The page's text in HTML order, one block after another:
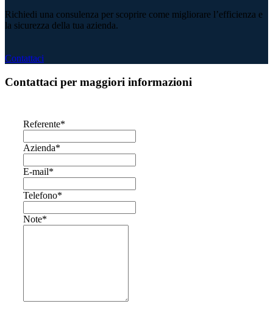
Richiedi una consulenza per scoprire come migliorare l’efficienza e
la sicurezza della tua azienda.
Contattaci
Contattaci per maggiori informazioni
Referente*
Azienda*
E-mail*
Telefono*
Note*